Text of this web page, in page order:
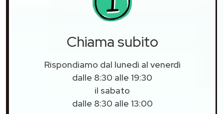
Chiama subito
Rispondiamo dal lunedì al venerdì
dalle 8:30 alle 19:30
il sabato
dalle 8:30 alle 13:00